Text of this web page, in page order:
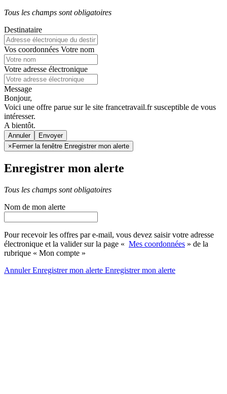
Tous les champs sont obligatoires
Destinataire
Vos coordonnées Votre nom
Votre adresse électronique
Message
Bonjour,
Voici une offre parue sur le site francetravail.fr susceptible de vous
intéresser.
A bientôt.
Annuler
× Fermer la fenêtre Enregistrer mon alerte
Enregistrer mon alerte
Tous les champs sont obligatoires
Nom de mon alerte
Pour recevoir les offres par e-mail, vous devez saisir votre adresse
électronique et la valider sur la page « Mes coordonnées » de la
rubrique « Mon compte »
AnnulerEnregistrer mon alerte Enregistrermon alerte